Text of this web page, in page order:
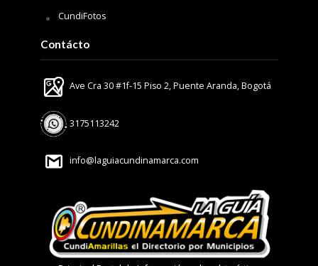
CundiFotos
Contácto
Ave Cra 30 #1f-15 Piso 2, Puente Aranda, Bogotá
3175113242
info@laguiacundinamarca.com